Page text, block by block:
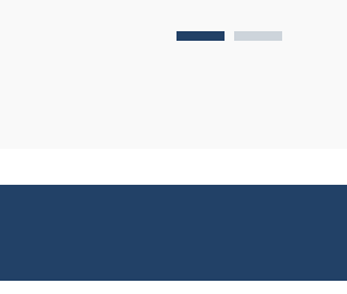
koji obrađuju velike količine kor...